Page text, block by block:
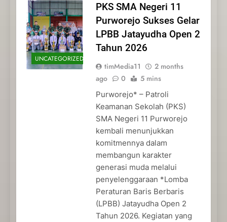
UNCATEGORIZED
PKS SMA Negeri 11
Purworejo Sukses Gelar
LPBB Jatayudha Open 2
Tahun 2026
timMedia11
2 months
ago
0 5 mins
Purworejo* – Patroli
Keamanan Sekolah (PKS)
SMA Negeri 11 Purworejo
kembali menunjukkan
komitmennya dalam
membangun karakter
generasi muda melalui
penyelenggaraan *Lomba
Peraturan Baris Berbaris
(LPBB) Jatayudha Open 2
Tahun 2026. Kegiatan yang